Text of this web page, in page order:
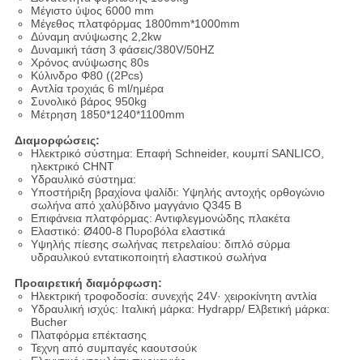
Μέγιστο ύψος 6000 mm
Μέγεθος πλατφόρμας 1800mm*1000mm
Δύναμη ανύψωσης 2,2kw
Δυναμική τάση 3 φάσεις/380V/50HZ
Χρόνος ανύψωσης 80s
Κύλινδρο Φ80 ((2Pcs)
Αντλία τροχιάς 6 ml/ημέρα
Συνολικό βάρος 950kg
Μέτρηση 1850*1240*1100mm
Διαμορφώσεις:
Ηλεκτρικό σύστημα: Επαφή Schneider, κουμπί SANLICO,
ηλεκτρικό CHNT
Υδραυλικό σύστημα:
Υποστήριξη βραχίονα ψαλίδι: Υψηλής αντοχής ορθογώνιο
σωλήνα από χαλύβδινο μαγγάνιο Q345 Β
Επιφάνεια πλατφόρμας: Αντιφλεγμονώδης πλακέτα
Ελαστικό: Ø400-8 Πυροβόλα ελαστικά
Υψηλής πίεσης σωλήνας πετρελαίου: διπλό σύρμα
υδραυλικού εντατικοποιητή ελαστικού σωλήνα
Προαιρετική διαμόρφωση:
Ηλεκτρική τροφοδοσία: συνεχής 24V· χειροκίνητη αντλία
Υδραυλική ισχύς: Ιταλική μάρκα: Hydrapp/ Ελβετική μάρκα:
Bucher
Πλατφόρμα επέκτασης
Τεχνη από συμπαγές καουτσούκ